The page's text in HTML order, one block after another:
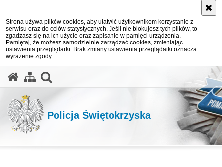
Strona używa plików cookies, aby ułatwić użytkownikom korzystanie z
serwisu oraz do celów statystycznych. Jeśli nie blokujesz tych plików, to
zgadzasz się na ich użycie oraz zapisanie w pamięci urządzenia.
Pamiętaj, że możesz samodzielnie zarządzać cookies, zmieniając
ustawienia przeglądarki. Brak zmiany ustawienia przeglądarki oznacza
wyrażenie zgody.
Policja Świętokrzyska